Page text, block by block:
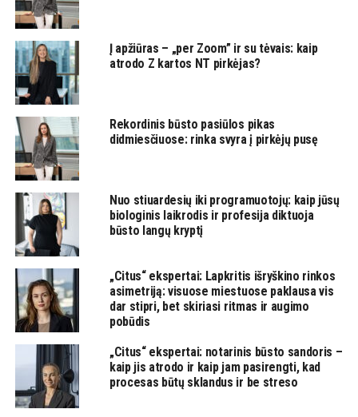
Į apžiūras – „per Zoom” ir su tėvais: kaip
atrodo Z kartos NT pirkėjas?
Rekordinis būsto pasiūlos pikas
didmiesčiuose: rinka svyra į pirkėjų pusę
Nuo stiuardesių iki programuotojų: kaip jūsų
biologinis laikrodis ir profesija diktuoja
būsto langų kryptį
„Citus“ ekspertai: Lapkritis išryškino rinkos
asimetriją: visuose miestuose paklausa vis
dar stipri, bet skiriasi ritmas ir augimo
pobūdis
„Citus“ ekspertai: notarinis būsto sandoris –
kaip jis atrodo ir kaip jam pasirengti, kad
procesas būtų sklandus ir be streso